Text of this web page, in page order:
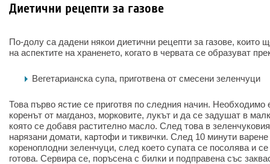
Диетични рецепти за газове
По-долу са дадени някои диетични рецепти за газове, които
на аспектите на храненето, когато в червата се образуват
Вегетарианска супа, приготвена от смесени зеленчуци
Това първо ястие се приготвя по следния начин. Необходимо
коренът от магданоз, морковите, лукът и да се задушат в
която се добавя растително масло. След това в
нарязани домати, картофи и тиквички. След 10 минути
кореноплодни зеленчуци, след което супата се посолява и
готова. Сервира се, поръсена с билки и подправена със